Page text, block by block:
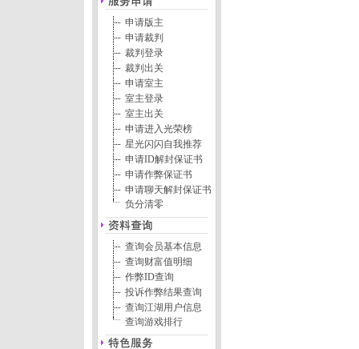
申请版主
申请裁判
裁判登录
裁判出关
申请室主
室主登录
室主出关
申请进入光荣榜
星光闪闪自我推荐
申请ID解封保证书
申请作弊保证书
申请聊天解封保证书
负分清零
查询会员基本信息
查询财富值明细
作弊ID查询
投诉作弊结果查询
查询江湖用户信息
查询游戏排行